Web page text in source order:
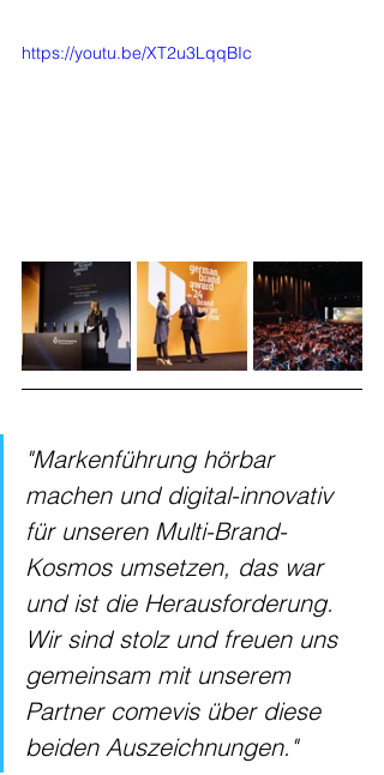
https://youtu.be/XT2u3LqqBIc
"Markenführung hörbar
machen und digital-innovativ
für unseren Multi-Brand-
Kosmos umsetzen, das war
und ist die Herausforderung.
Wir sind stolz und freuen uns
gemeinsam mit unserem
Partner comevis über diese
beiden Auszeichnungen."